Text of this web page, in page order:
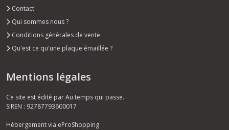
Contact
Qui sommes nous ?
Conditions générales de vente
Qu'est ce qu'une plaque émaillée ?
Mentions légales
Ce site est édité par Au temps qui passe.
SIREN : 92787793600017
Hébergement via eProShopping